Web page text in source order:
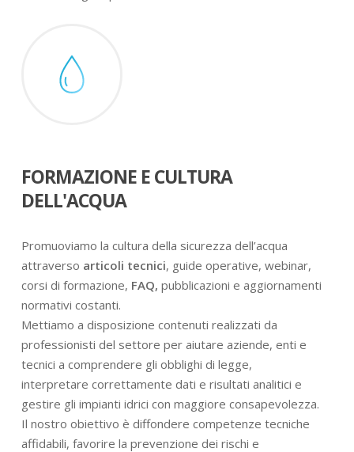
FORMAZIONE E CULTURA
DELL'ACQUA
Promuoviamo la cultura della sicurezza dell’acqua
attraverso articoli tecnici, guide operative, webinar,
corsi di formazione, FAQ, pubblicazioni e aggiornamenti
normativi costanti.
Mettiamo a disposizione contenuti realizzati da
professionisti del settore per aiutare aziende, enti e
tecnici a comprendere gli obblighi di legge,
interpretare correttamente dati e risultati analitici e
gestire gli impianti idrici con maggiore consapevolezza.
Il nostro obiettivo è diffondere competenze tecniche
affidabili, favorire la prevenzione dei rischi e